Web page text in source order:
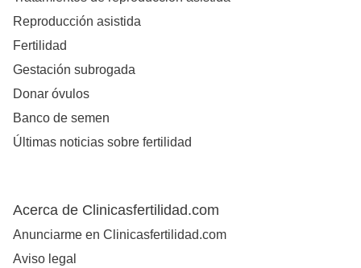
Reproducción asistida
Fertilidad
Gestación subrogada
Donar óvulos
Banco de semen
Últimas noticias sobre fertilidad
Acerca de Clinicasfertilidad.com
Anunciarme en Clinicasfertilidad.com
Aviso legal